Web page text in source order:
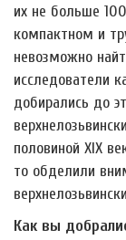
их не больше
компактном и
невозможно
исследователи
добирались до
половиной XIX
то обделили
Как вы